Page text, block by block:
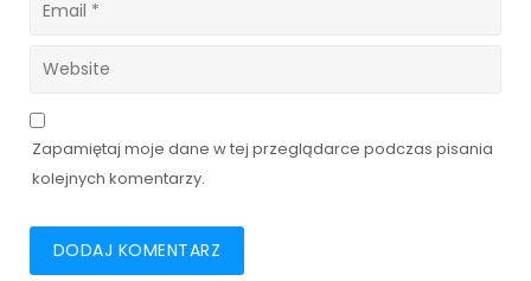
Zapamiętaj moje dane w tej przeglądarce podczas pisania
kolejnych komentarzy.